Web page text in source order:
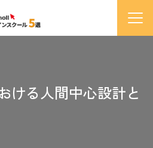
ける人間中心設計と